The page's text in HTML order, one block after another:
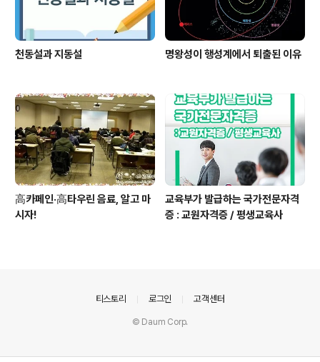
천동설과 지동설 명왕성이 행성계에서 퇴출된 이유
高카페인·高타우린 음료, 알고 마
시자!
교육부가 발급하는 국가전문자격
증 : 교원자격증 / 평생교육사
티스토리 로그인 고객센터
© Daum Corp.